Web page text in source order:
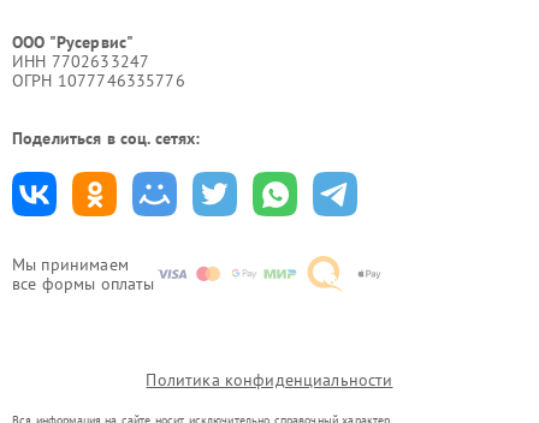
Мы принимаем
все формы оплаты
ООО "Русервис"
ИНН 7702633247
ОГРН 1077746335776
Поделиться в соц. сетях:
Политика конфиденциальности